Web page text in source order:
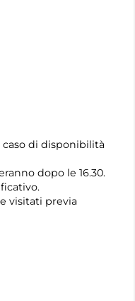
caso di disponibilità
dopo le 16.30.
visitati previa